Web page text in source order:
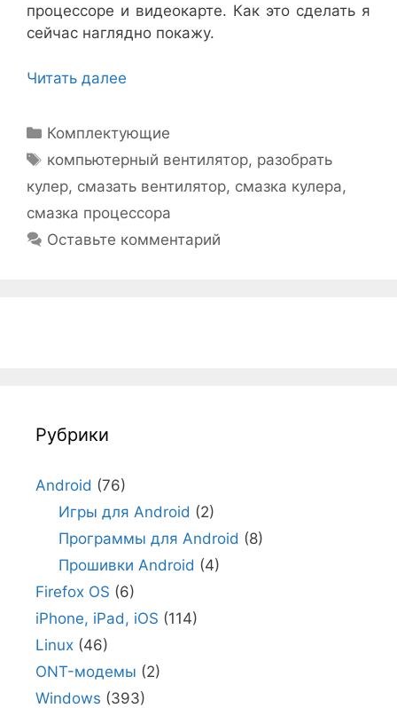
процессоре и видеокарте. Как это сделать я
сейчас наглядно покажу.
Читать далее
Рубрики
Комплектующие
Метки
компьютерный вентилятор, разобрать
кулер, смазать вентилятор, смазка кулера,
смазка процессора
Оставьте комментарий
Рубрики
Android (76)
Игры для Android (2)
Программы для Android (8)
Прошивки Android (4)
Firefox OS (6)
iPhone, iPad, iOS (114)
Linux (46)
ONT-модемы (2)
Windows (393)